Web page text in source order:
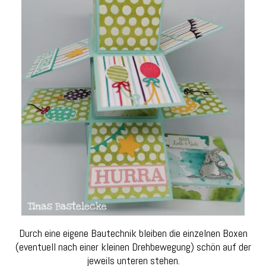
Durch eine eigene Bautechnik bleiben die einzelnen Boxen
(eventuell nach einer kleinen Drehbewegung) schön auf der
jeweils unteren stehen.